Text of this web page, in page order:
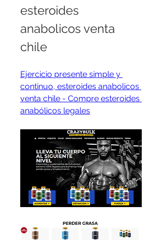
esteroides
anabolicos venta
chile
Ejercicio presente simple y
continuo, esteroides anabolicos
venta chile - Compre esteroides
anabólicos legales